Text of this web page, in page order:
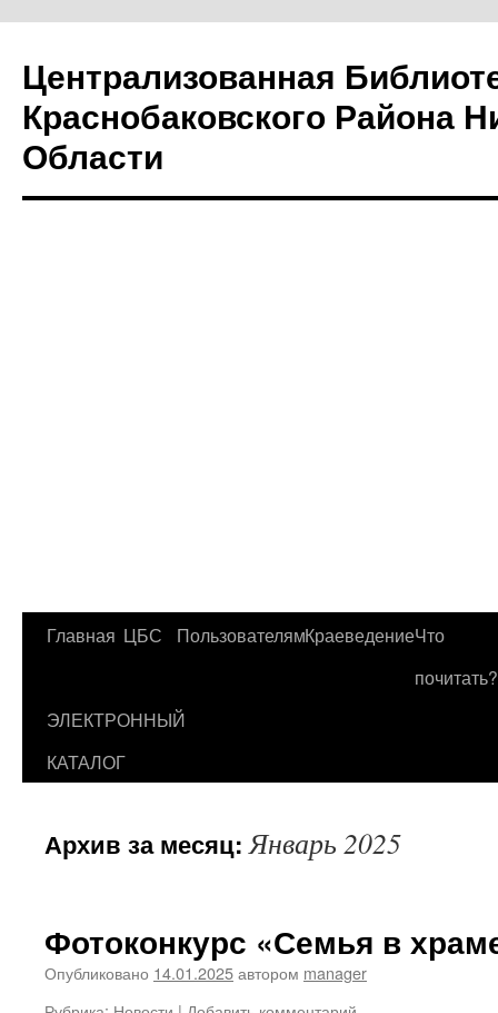
Централизованная
Краснобаковского Района
Области
Перейти
содержимому
Главная ЦБС ПользователямКраеведениеЧто
почитать?
ЭЛЕКТРОННЫЙ
КАТАЛОГ
Архив за месяц:Январь 2025
Фотоконкурс «Семья в
Опубликовано 14.01.2025автором manager